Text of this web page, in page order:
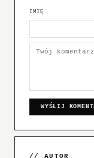
IMIĘ
WYŚLIJ
// AUTOR